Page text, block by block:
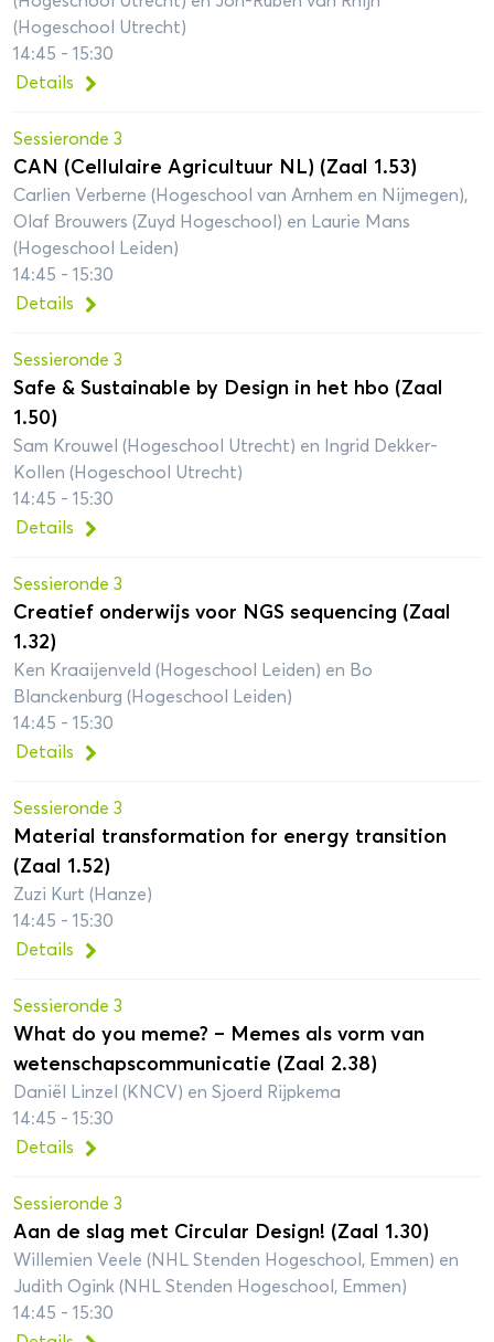
(Hogeschool Utrecht)
14:45 - 15:30
Details
Sessieronde 3
CAN (Cellulaire Agricultuur NL) (Zaal 1.53)
Carlien Verberne (Hogeschool van Arnhem en Nijmegen),
Olaf Brouwers (Zuyd Hogeschool) en Laurie Mans
(Hogeschool Leiden)
14:45 - 15:30
Details
Sessieronde 3
Safe & Sustainable by Design in het hbo (Zaal
1.50)
Sam Krouwel (Hogeschool Utrecht) en Ingrid Dekker-
Kollen (Hogeschool Utrecht)
14:45 - 15:30
Details
Sessieronde 3
Creatief onderwijs voor NGS sequencing (Zaal
1.32)
Ken Kraaijenveld (Hogeschool Leiden) en Bo
Blanckenburg (Hogeschool Leiden)
14:45 - 15:30
Details
Sessieronde 3
Material transformation for energy transition
(Zaal 1.52)
Zuzi Kurt (Hanze)
14:45 - 15:30
Details
Sessieronde 3
What do you meme? – Memes als vorm van
wetenschapscommunicatie (Zaal 2.38)
Daniël Linzel (KNCV) en Sjoerd Rijpkema
14:45 - 15:30
Details
Sessieronde 3
Aan de slag met Circular Design! (Zaal 1.30)
Willemien Veele (NHL Stenden Hogeschool, Emmen) en
Judith Ogink (NHL Stenden Hogeschool, Emmen)
14:45 - 15:30